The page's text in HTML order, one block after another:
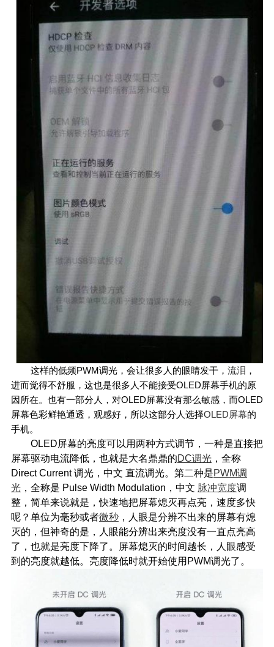
这样的低频PWM调光，会让很多人的眼睛发干， 流泪 ，
进而觉得不舒服，这也是很多人不能接受OLED屏幕手机的原
因所在。也有一部分人，对OLED屏幕没有那么敏感，而OLED
屏幕色彩鲜艳通透，观感好，所以这部分人选择OLED屏幕的
手机。
OLED屏幕的亮度可以用两种方式调节，一种是直接把
屏幕驱动电流降低，也就是大名鼎鼎的DC调光，全称
Direct Current 调光，中文 直流调光。第二种是PWM调
光，全称是 Pulse Width Modulation，中文 脉冲宽度调
整，简单来说就是，快速地把屏幕熄灭再点亮，速度多快
呢？单位为毫秒或者微秒，人眼是分辨不出来的屏幕有熄
灭的，但神奇的是，人眼能分辨出来亮度没有一直点亮高
了，也就是亮度下降了。屏幕熄灭的时间越长，人眼感受
到的亮度就越低。亮度降低时就开始使用PWM调光了。